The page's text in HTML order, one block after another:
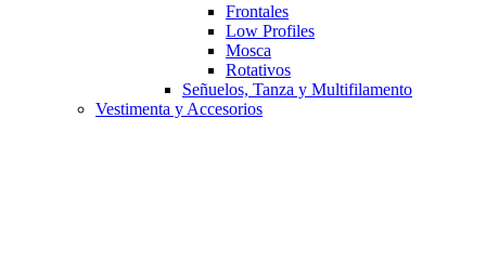
Frontales
Low Profiles
Mosca
Rotativos
Señuelos, Tanza y Multifilamento
Vestimenta y Accesorios